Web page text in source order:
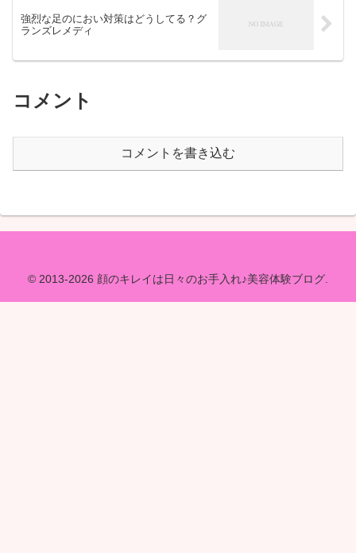
強烈な足のにおい対策はどうしてる？グ
ランズレメディ
コメント
コメントを書き込む
© 2013-2026 顔のキレイは日々のお手入れ♪美容体験ブログ.